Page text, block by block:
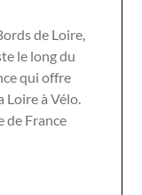
de Loire,
le long du
qui offre
Loire à Vélo.
de France